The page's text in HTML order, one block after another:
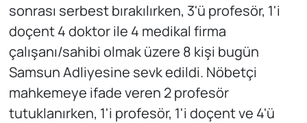
sonrası serbest bırakılırken, 3'ü profesör, 1'i
doçent 4 doktor ile 4 medikal firma
çalışanı/sahibi olmak üzere 8 kişi bugün
Samsun Adliyesine sevk edildi. Nöbetçi
mahkemeye ifade veren 2 profesör
tutuklanırken, 1'i profesör, 1'i doçent ve 4'ü